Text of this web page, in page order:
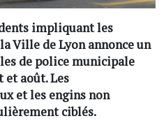
impliquant les
Ville de Lyon annonce un
de police municipale
août. Les
et les engins non
ciblés.